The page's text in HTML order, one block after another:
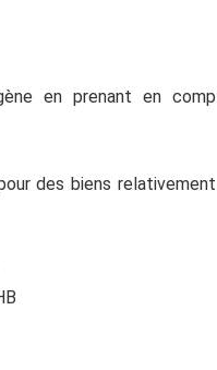
en prenant en
des biens